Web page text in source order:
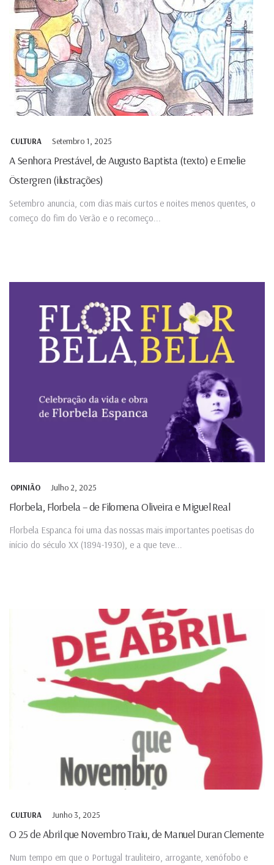
CULTURA Setembro 1, 2025
A Senhora Prestável, de Augusto Baptista (texto) e Emelie
Östergren (ilustrações)
Setembro anuncia, com dias mais curtos e noites menos quentes, o
começo do fim do Verão e o recomeço...
OPINIÃO Julho 2, 2025
Florbela, Florbela – de Filomena Oliveira e Miguel Real
Florbela Espanca foi uma das nossas mais importantes poetisas do
início do século XX (1894-1930), e a que teve...
CULTURA Junho 3, 2025
O 25 de Abril que Novembro Traiu, de Manuel Duran Clemente
Num tempo em que o Portugal trauliteiro, arrogante, xenófobo e